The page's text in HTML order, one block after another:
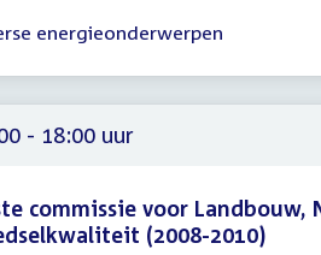
energieonderwerpen
- 18:00 uur
commissie voor Landbouw,
(2008-2010)